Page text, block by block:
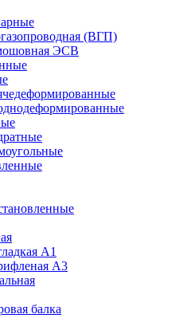
(ВГП)
ЭСВ
А1
А3
балка